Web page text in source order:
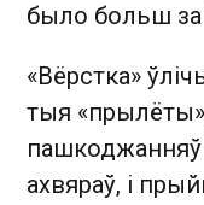
было больш за
«Вёрстка»
тыя
ахвяраў, і